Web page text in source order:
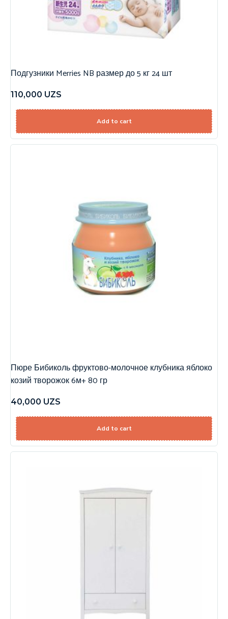
Подгузники Merries NB размер до 5 кг 24 шт
110,000 UZS
Add to cart
Пюре Бибиколь фруктово-молочное клубника яблоко
козий творожок 6м+ 80 гр
40,000 UZS
Add to cart